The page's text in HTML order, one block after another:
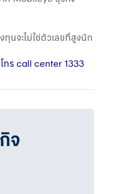
นจะไม่ใช่ตัวเลขที่สูงนัก
ทร call center 1333
จ